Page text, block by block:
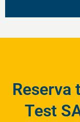
Reserva
Test